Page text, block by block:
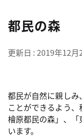
都民の森
更新日 2019年12月
都民が自然に親し
ことができるよう
檜原都民の森」、
います。